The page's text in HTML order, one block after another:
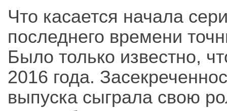
Что касается начала
последнего времени
Было только известно,
2016 года.
выпуска сыграла свою